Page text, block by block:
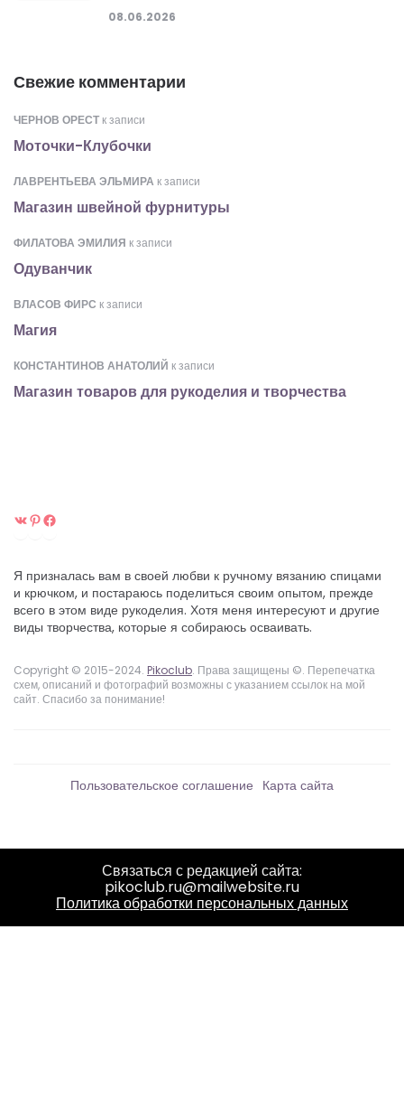
08.06.2026
Свежие комментарии
ЧЕРНОВ ОРЕСТ к записи
Моточки-Клубочки
ЛАВРЕНТЬЕВА ЭЛЬМИРА к записи
Магазин швейной фурнитуры
ФИЛАТОВА ЭМИЛИЯ к записи
Одуванчик
ВЛАСОВ ФИРС к записи
Магия
КОНСТАНТИНОВ АНАТОЛИЙ к записи
Магазин товаров для рукоделия и творчества
ВКонтакте
Pinterest
Я призналась вам в своей любви к ручному вязанию спицами
и крючком, и постараюсь поделиться своим опытом, прежде
всего в этом виде рукоделия. Хотя меня интересуют и другие
виды творчества, которые я собираюсь осваивать.
Copyright © 2015-2024. Pikoclub. Права защищены ©. Перепечатка
схем, описаний и фотографий возможны с указанием ссылок на мой
сайт. Спасибо за понимание!
Пользовательское соглашение Карта сайта
Связаться с редакцией сайта:
pikoclub.ru@mailwebsite.ru
Политика обработки персональных данных